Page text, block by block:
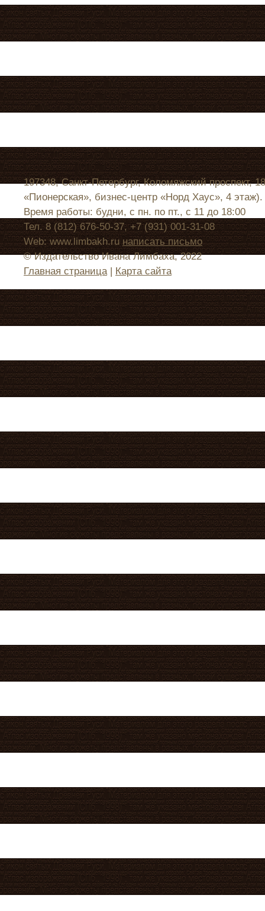
197348, Санкт-Петербург, Коломяжский
«Пионерская», бизнес-центр «Норд Хаус», 4 этаж).
Время работы: будни, с пн. по пт., с 11 до 18:00
Тел. 8 (812) 676-50-37, +7 (931) 001-31-08
Web: www.limbakh.ru написать письмо
© Издательство Ивана Лимбаха, 2022
Главная страница| Карта сайта